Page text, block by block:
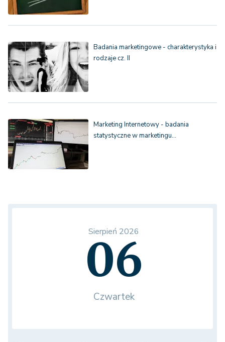
Badania marketingowe - charakterystyka i
rodzaje cz. II
Marketing Internetowy - badania
statystyczne w marketingu…
Sierpień 2026
06
Czwartek